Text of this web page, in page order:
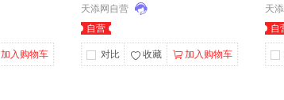
加入购物车
天添网自营
自营
对比 收藏 加入购物车
天
自